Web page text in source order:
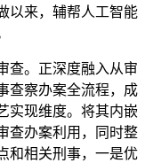
以来，辅帮人工智能
。正深度融入从审
查察办案全流程，成
实现维度。将其内嵌
查办案利用，同时整
和相关刑事，一是优